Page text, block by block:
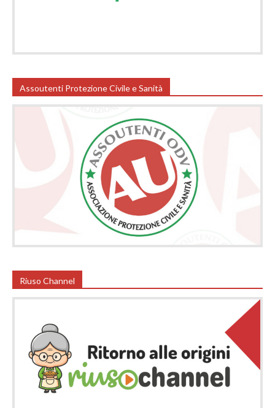
Assoutenti Protezione Civile e Sanità
Riuso Channel